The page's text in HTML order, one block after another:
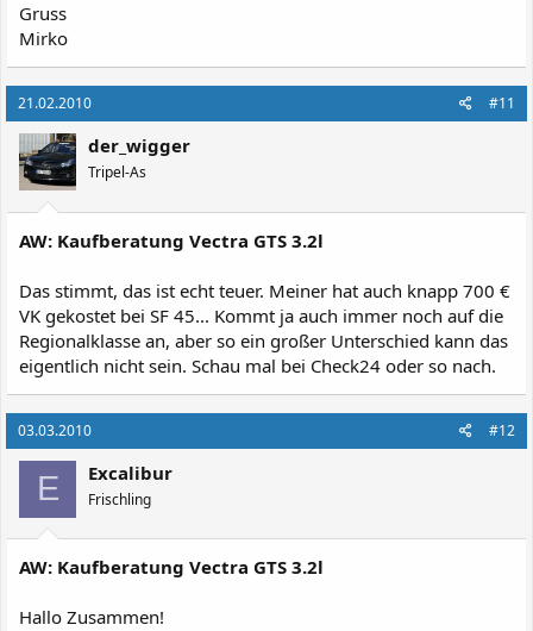
Gruss
Mirko
21.02.2010 #11
der_wigger
Tripel-As
AW: Kaufberatung Vectra GTS 3.2l
Das stimmt, das ist echt teuer. Meiner hat auch knapp 700 €
VK gekostet bei SF 45... Kommt ja auch immer noch auf die
Regionalklasse an, aber so ein großer Unterschied kann das
eigentlich nicht sein. Schau mal bei Check24 oder so nach.
03.03.2010 #12
E Excalibur
Frischling
AW: Kaufberatung Vectra GTS 3.2l
Hallo Zusammen!